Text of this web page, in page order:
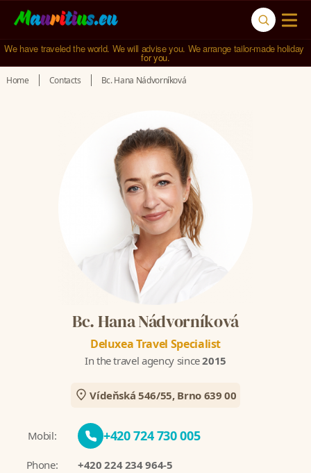
We have traveled the world. We will advise you. We arrange tailor-made holiday
for you.
Home Contacts Bc. Hana Nádvorníková
Bc. Hana Nádvorníková
Deluxea Travel Specialist
In the travel agency since2015
Vídeňská 546/55, Brno 639 00
Mobil: +420 724 730 005
Phone:
+420 224 234 964-5